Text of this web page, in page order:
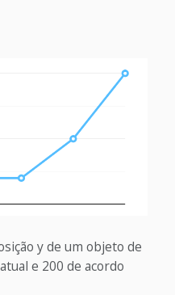
y de um objeto de
e 200 de acordo